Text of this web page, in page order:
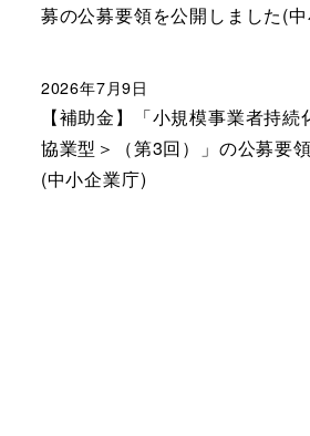
募の公募要領を公開しました(
【補助金】「小規模事業者持続
協業型＞（第3回）」の公募要
(中小企業庁)
2026年7月9日